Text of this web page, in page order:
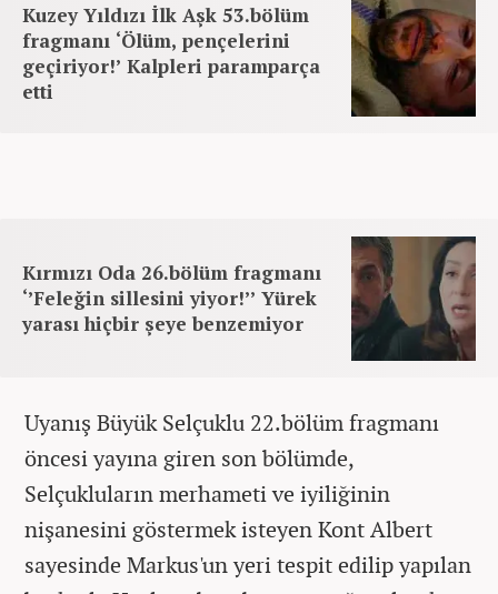
Kuzey Yıldızı İlk Aşk 53.bölüm
fragmanı ‘Ölüm, pençelerini
geçiriyor!’ Kalpleri paramparça
etti
Kırmızı Oda 26.bölüm fragmanı
‘’Feleğin sillesini yiyor!’’ Yürek
yarası hiçbir şeye benzemiyor
Uyanış Büyük Selçuklu 22.bölüm fragmanı
öncesi yayına giren son bölümde,
Selçukluların merhameti ve iyiliğinin
nişanesini göstermek isteyen Kont Albert
sayesinde Markus'un yeri tespit edilip yapılan